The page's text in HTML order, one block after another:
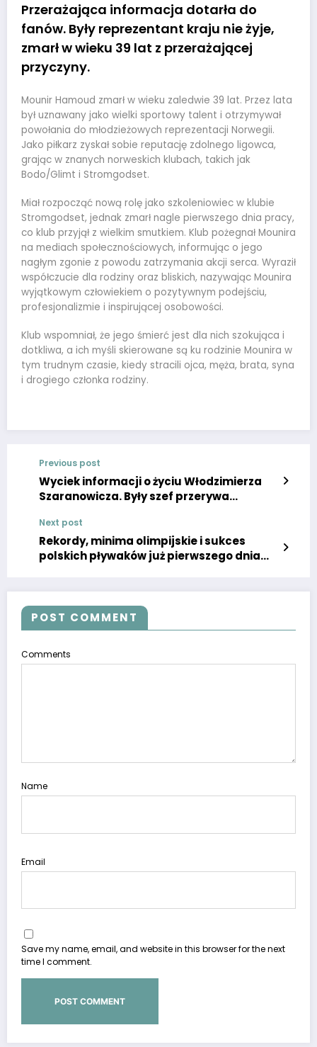
Przerażająca informacja dotarła do
fanów. Były reprezentant kraju nie żyje,
zmarł w wieku 39 lat z przerażającej
przyczyny.
Mounir Hamoud zmarł w wieku zaledwie 39 lat. Przez lata
był uznawany jako wielki sportowy talent i otrzymywał
powołania do młodzieżowych reprezentacji Norwegii.
Jako piłkarz zyskał sobie reputację zdolnego ligowca,
grając w znanych norweskich klubach, takich jak
Bodo/Glimt i Stromgodset.
Miał rozpocząć nową rolę jako szkoleniowiec w klubie
Stromgodset, jednak zmarł nagle pierwszego dnia pracy,
co klub przyjął z wielkim smutkiem. Klub pożegnał Mounira
na mediach społecznościowych, informując o jego
nagłym zgonie z powodu zatrzymania akcji serca. Wyraził
współczucie dla rodziny oraz bliskich, nazywając Mounira
wyjątkowym człowiekiem o pozytywnym podejściu,
profesjonalizmie i inspirującej osobowości.
Klub wspomniał, że jego śmierć jest dla nich szokująca i
dotkliwa, a ich myśli skierowane są ku rodzinie Mounira w
tym trudnym czasie, kiedy stracili ojca, męża, brata, syna
i drogiego członka rodziny.
Previous post
Wyciek informacji o życiu Włodzimierza
Szaranowicza. Były szef przerywa
Next post
Rekordy, minima olimpijskie i sukces
polskich pływaków już pierwszego dnia
POST COMMENT
Comments
Name
Email
Save my name, email, and website in this browser for the next
time I comment.